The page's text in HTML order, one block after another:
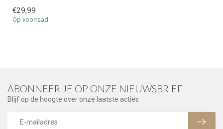
€29,99
Op voorraad
ABONNEER JE OP ONZE NIEUWSBRIEF
Blijf op de hoogte over onze laatste acties